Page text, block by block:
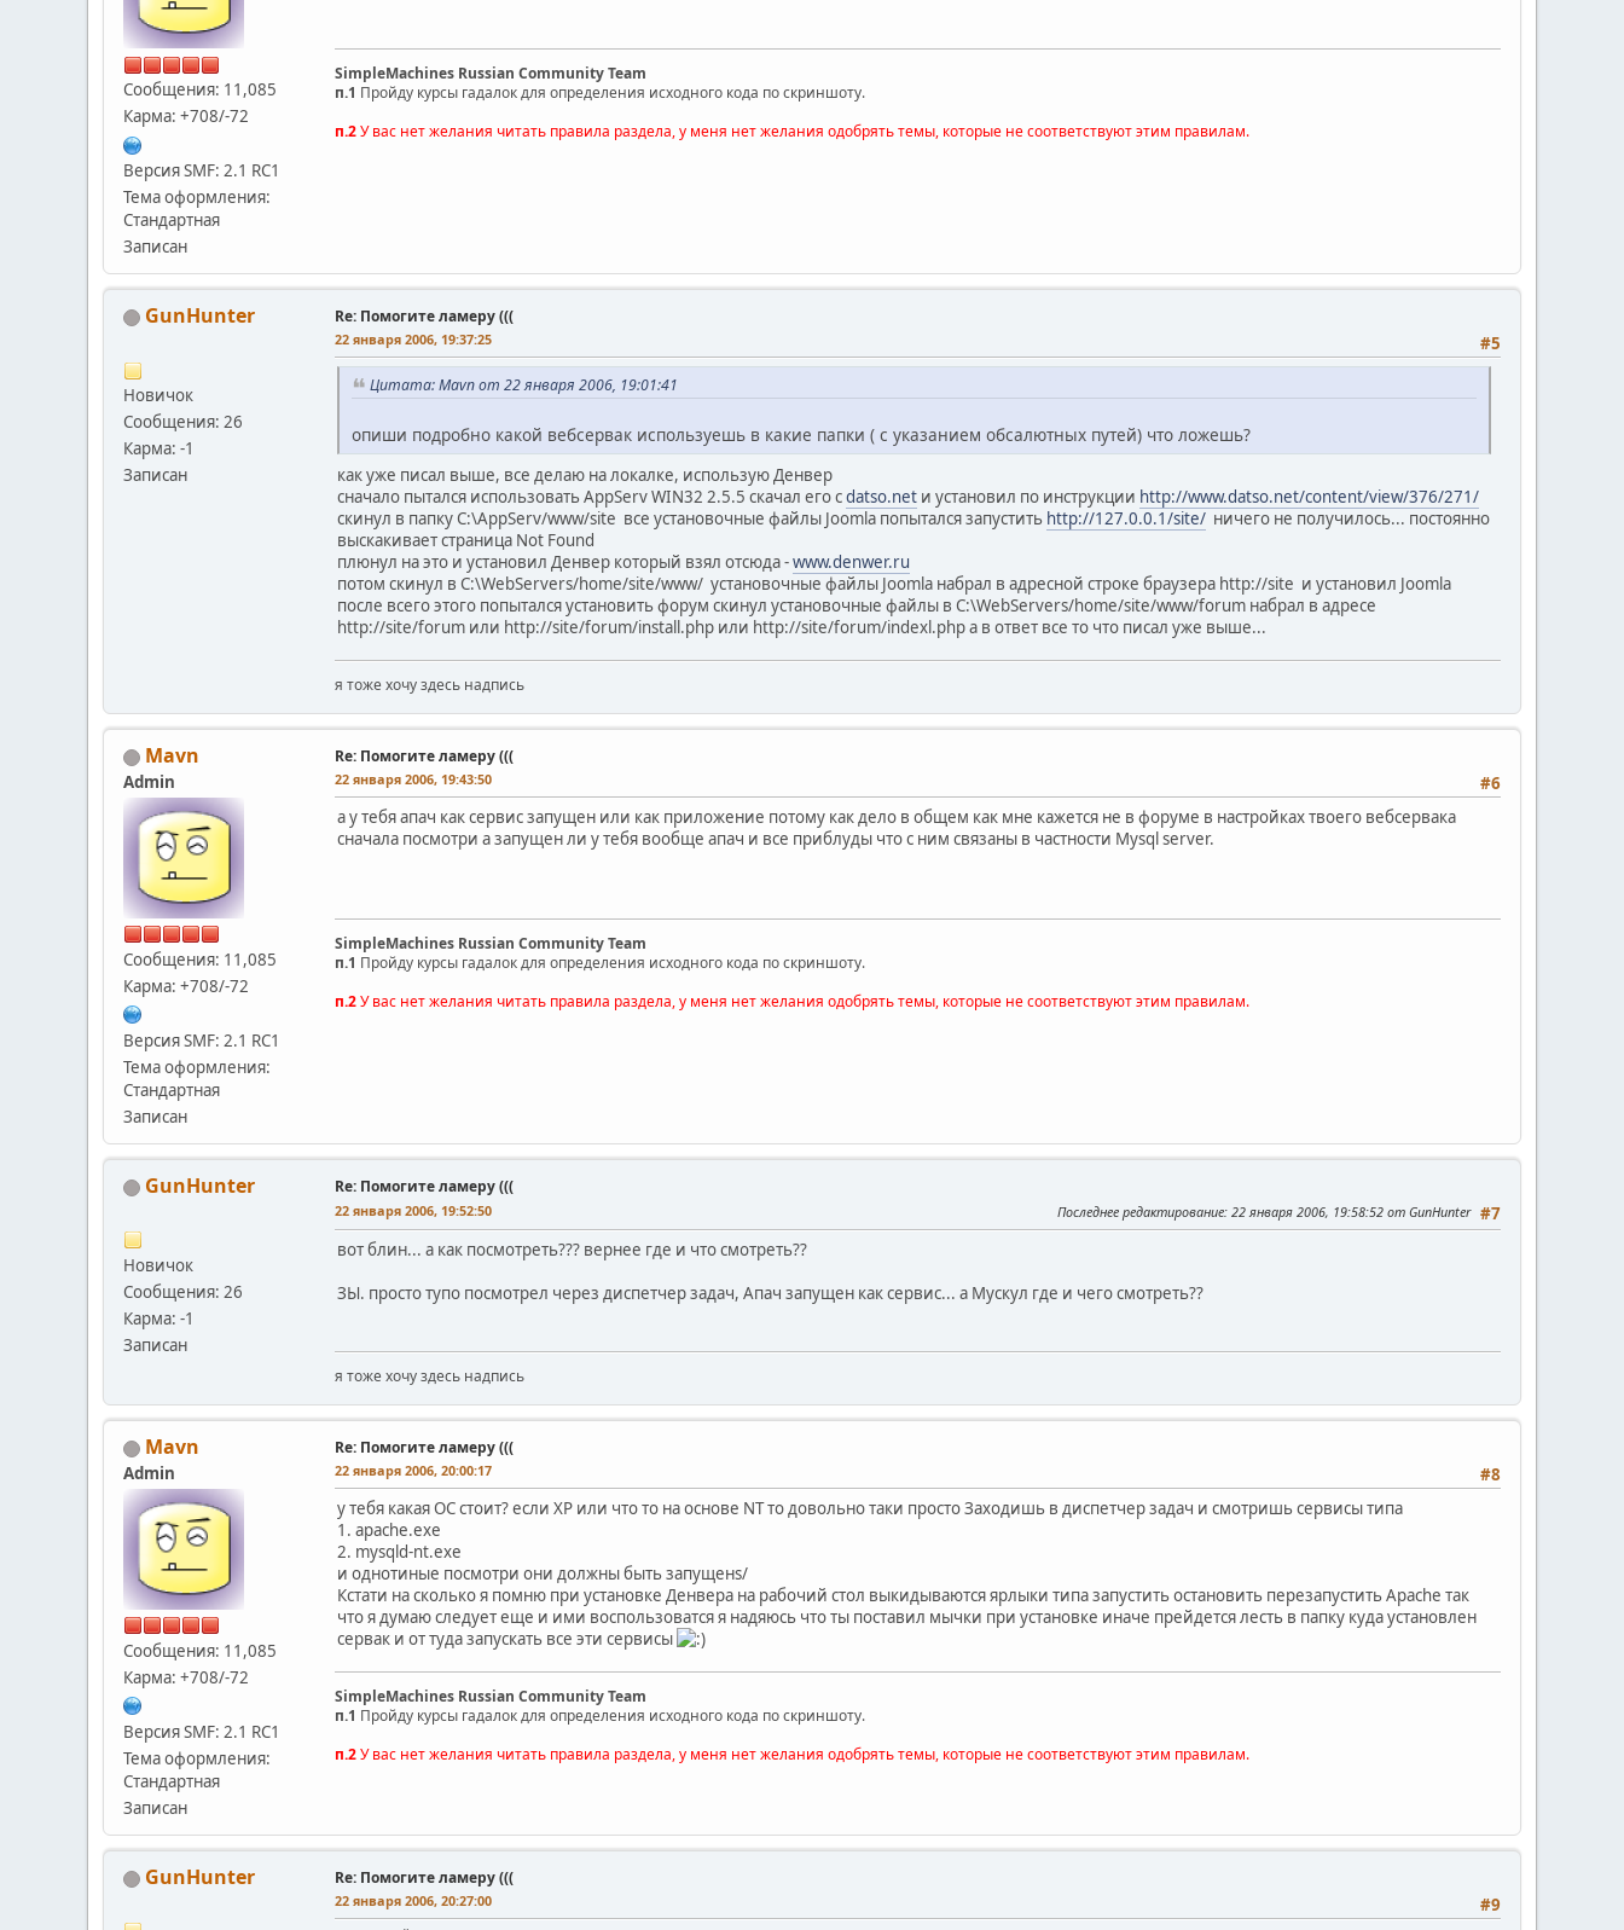
Сообщения: 11,085
Карма: +708/-72
Версия SMF: 2.1 RC1
Тема оформления:
Стандартная
Записан
SimpleMachines Russian Community Team
п.1 Пройду курсы гадалок для определения исходного кода по скриншоту.
п.2У вас нет желания читать правила раздела, у меня нет желания одобрять темы, которые не соответствуют этим правилам.
GunHunter
Новичок
Сообщения: 26
Карма: -1
Записан
Re: Помогите ламеру (((
#5
22 января 2006, 19:37:25
Цитата: Mavn от 22 января 2006, 19:01:41
опиши подробно какой вебсервак используешь в какие папки ( с указанием обсалютных путей) что ложешь?
как уже писал выше, все делаю на локалке, использую Денвер
сначало пытался использовать AppServ WIN32 2.5.5 скачал его сdatso.net и установил по инструкции http://www.datso.net/content/view/376/271/
скинул в папку C:\AppServ/www/site все установочные файлы Joomla попытался запустить http://127.0.0.1/site/ ничего не получилось... постоянно
выскакивает страница Not Found
плюнул на это и установил Денвер который взял отсюда -www.denwer.ru
потом скинул в C:\WebServers/home/site/www/ установочные файлы Joomla набрал в адресной строке браузера http://site и установил Joomla
после всего этого попытался установить форум скинул установочные файлы в C:\WebServers/home/site/www/forum набрал в адресе
http://site/forum или http://site/forum/install.php или http://site/forum/indexl.php а в ответ все то что писал уже выше...
я тоже хочу здесь надпись
Mavn
Admin
Сообщения: 11,085
Карма: +708/-72
Версия SMF: 2.1 RC1
Тема оформления:
Стандартная
Записан
Re: Помогите ламеру (((
#6
22 января 2006, 19:43:50
а у тебя апач как сервис запущен или как приложение потому как дело в общем как мне кажется не в форуме в настройках твоего вебсервака
сначала посмотри а запущен ли у тебя вообще апач и все приблуды что с ним связаны в частности Mysql server.
SimpleMachines Russian Community Team
п.1 Пройду курсы гадалок для определения исходного кода по скриншоту.
п.2У вас нет желания читать правила раздела, у меня нет желания одобрять темы, которые не соответствуют этим правилам.
GunHunter
Новичок
Сообщения: 26
Карма: -1
Записан
Re: Помогите ламеру (((
#7
22 января 2006, 19:52:50 Последнее редактирование: 22 января 2006, 19:58:52 от GunHunter
вот блин... а как посмотреть??? вернее где и что смотреть??
ЗЫ. просто тупо посмотрел через диспетчер задач, Апач запущен как сервис... а Мускул где и чего смотреть??
я тоже хочу здесь надпись
Mavn
Admin
Сообщения: 11,085
Карма: +708/-72
Версия SMF: 2.1 RC1
Тема оформления:
Стандартная
Записан
Re: Помогите ламеру (((
#8
22 января 2006, 20:00:17
у тебя какая ОС стоит? если ХР или что то на основе NT то довольно таки просто Заходишь в диспетчер задач и смотришь сервисы типа
1. apache.exe
2. mysqld-nt.exe
и однотиные посмотри они должны быть запущенs/
Кстати на сколько я помню при установке Денвера на рабочий стол выкидываются ярлыки типа запустить остановить перезапустить Apache так
что я думаю следует еще и ими воспользоватся я надяюсь что ты поставил мычки при установке иначе прейдется лесть в папку куда установлен
сервак и от туда запускать все эти сервисы
SimpleMachines Russian Community Team
п.1 Пройду курсы гадалок для определения исходного кода по скриншоту.
п.2У вас нет желания читать правила раздела, у меня нет желания одобрять темы, которые не соответствуют этим правилам.
GunHunter Re: Помогите ламеру (((
#9
22 января 2006, 20:27:00